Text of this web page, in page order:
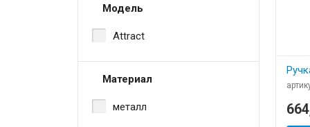
Модель
Attract
Материал
металл